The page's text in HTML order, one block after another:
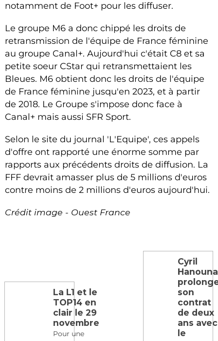
notamment de Foot+ pour les diffuser.
Le groupe M6 a donc chippé les droits de
retransmission de l'équipe de France féminine
au groupe Canal+. Aujourd'hui c'était C8 et sa
petite soeur CStar qui retransmettaient les
Bleues. M6 obtient donc les droits de l'équipe
de France féminine jusqu'en 2023, et à partir
de 2018. Le Groupe s'impose donc face à
Canal+ mais aussi SFR Sport.
Selon le site du journal 'L'Equipe', ces appels
d'offre ont rapporté une énorme somme par
rapports aux précédents droits de diffusion. La
FFF devrait amasser plus de 5 millions d'euros
contre moins de 2 millions d'euros aujourd'hui.
Crédit image - Ouest France
La L1 et le
TOP14 en
clair le 29
novembre
Pour une
Cyril
Hanouna
son
contrat
de deux
ans avec
le